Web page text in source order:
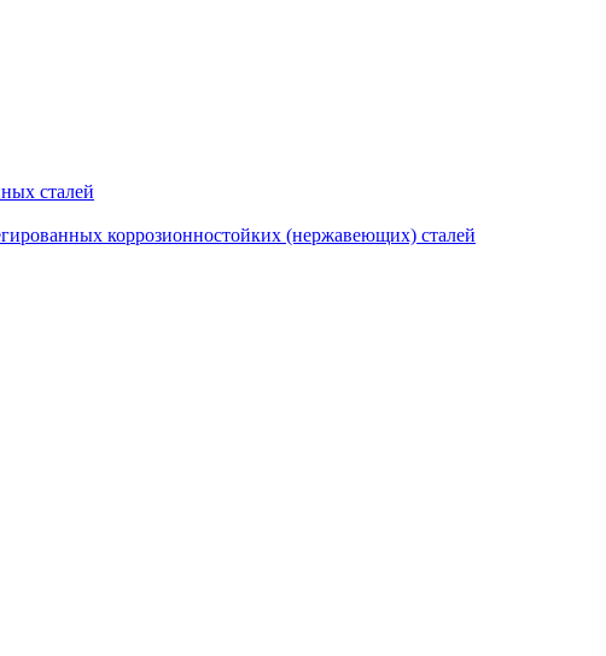
сталей
коррозионностойких (нержавеющих) сталей